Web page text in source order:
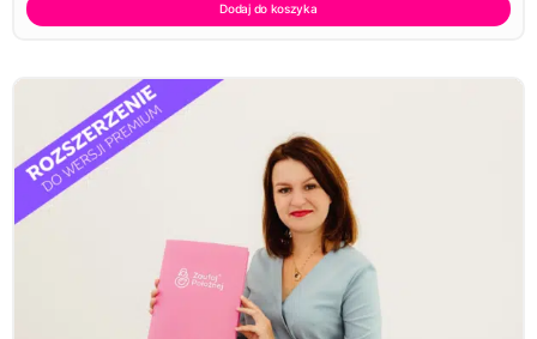
Dodaj do koszyka